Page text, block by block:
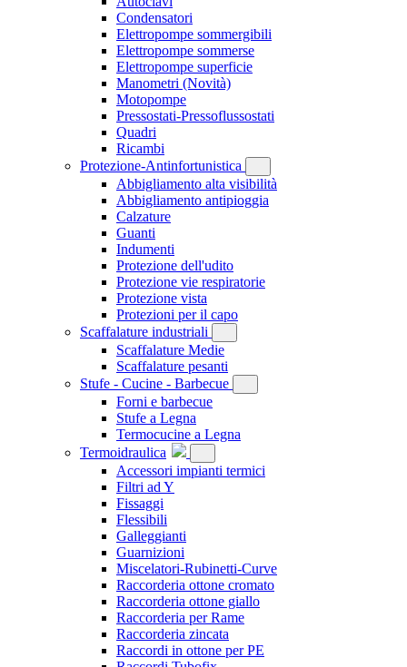
Condensatori
Elettropompe sommergibili
Elettropompe sommerse
Elettropompe superficie
Manometri (Novità)
Motopompe
Pressostati-Pressoflussostati
Quadri
Ricambi
Protezione-Antinfortunistica
Abbigliamento alta visibilità
Abbigliamento antipioggia
Calzature
Guanti
Indumenti
Protezione dell'udito
Protezione vie respiratorie
Protezione vista
Protezioni per il capo
Scaffalature industriali
Scaffalature Medie
Scaffalature pesanti
Stufe - Cucine - Barbecue
Forni e barbecue
Stufe a Legna
Termocucine a Legna
Termoidraulica
Accessori impianti termici
Filtri ad Y
Fissaggi
Flessibili
Galleggianti
Guarnizioni
Miscelatori-Rubinetti-Curve
Raccorderia ottone cromato
Raccorderia ottone giallo
Raccorderia per Rame
Raccorderia zincata
Raccordi in ottone per PE